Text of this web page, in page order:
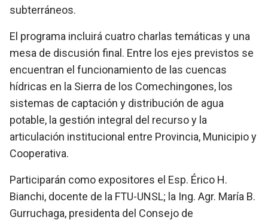
subterráneos.
El programa incluirá cuatro charlas temáticas y una
mesa de discusión final. Entre los ejes previstos se
encuentran el funcionamiento de las cuencas
hídricas en la Sierra de los Comechingones, los
sistemas de captación y distribución de agua
potable, la gestión integral del recurso y la
articulación institucional entre Provincia, Municipio y
Cooperativa.
Participarán como expositores el Esp. Érico H.
Bianchi, docente de la FTU-UNSL; la Ing. Agr. María B.
Gurruchaga, presidenta del Consejo de